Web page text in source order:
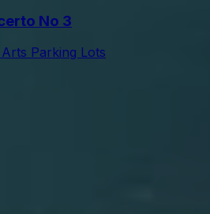
No 3
Parking Lots